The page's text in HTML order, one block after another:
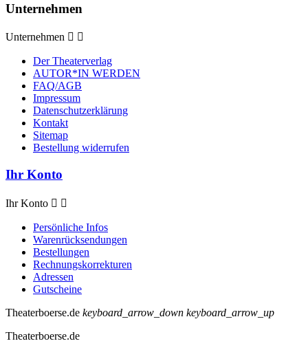
Unternehmen
Unternehmen  
Der Theaterverlag
AUTOR*IN WERDEN
FAQ/AGB
Impressum
Datenschutzerklärung
Kontakt
Sitemap
Bestellung widerrufen
Ihr Konto
Ihr Konto  
Persönliche Infos
Warenrücksendungen
Bestellungen
Rechnungskorrekturen
Adressen
Gutscheine
Theaterboerse.de keyboard_arrow_down keyboard_arrow_up
Theaterboerse.de